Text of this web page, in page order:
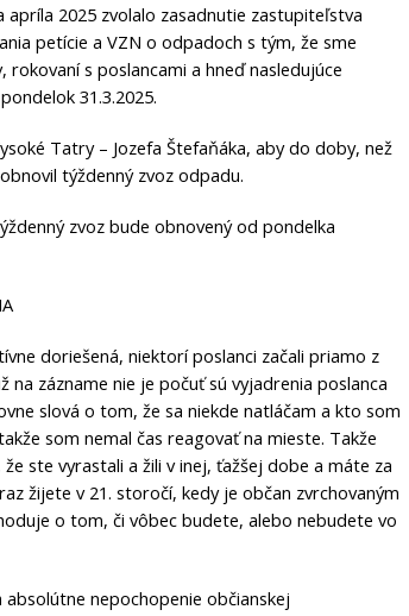
2025 zvolalo zasadnutie zastupiteľstva
petície a VZN o odpadoch s tým, že sme
s poslancami a hneď nasledujúce
31.3.2025.
Tatry – Jozefa Štefaňáka, aby do doby, než
týždenný zvoz odpadu.
zvoz bude obnovený od pondelka
doriešená, niektorí poslanci začali priamo z
zázname nie je počuť sú vyjadrenia poslanca
slová o tom, že sa niekde natláčam a kto som
som nemal čas reagovať na mieste. Takže
že ste vyrastali a žili v inej, ťažšej dobe a máte za
žijete v 21. storočí, kedy je občan zvrchovaným
o tom, či vôbec budete, alebo nebudete vo
nepochopenie občianskej